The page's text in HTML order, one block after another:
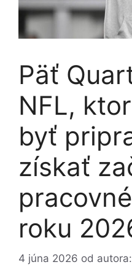
Päť
NFL,
byť
získať
roku
4 júna 2026 od autora: